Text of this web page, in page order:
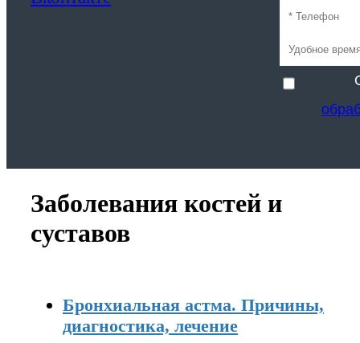
Заболевания костей и
суставов
Бронхиальная астма. Причины,
диагностика, лечение